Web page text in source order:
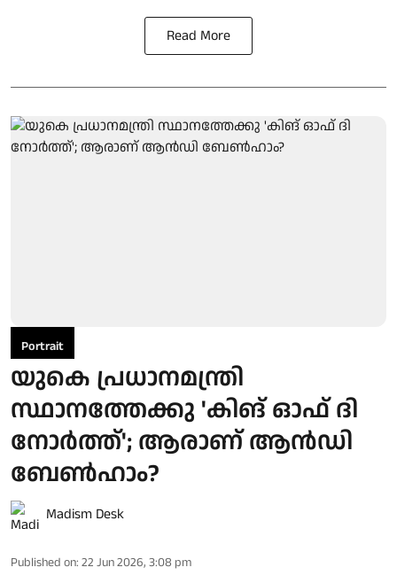
Read More
Portrait
യുകെ പ്രധാനമന്ത്രി
സ്ഥാനത്തേക്കു 'കിങ് ഓഫ് ദി
നോര്‍ത്ത്'; ആരാണ് ആന്‍ഡി
ബേണ്‍ഹാം?
Madism Desk
Published on: 22 Jun 2026, 3:08 pm